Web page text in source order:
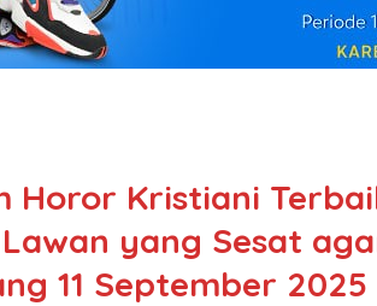
Horor Kristiani
yang Sesat
11 September 2025